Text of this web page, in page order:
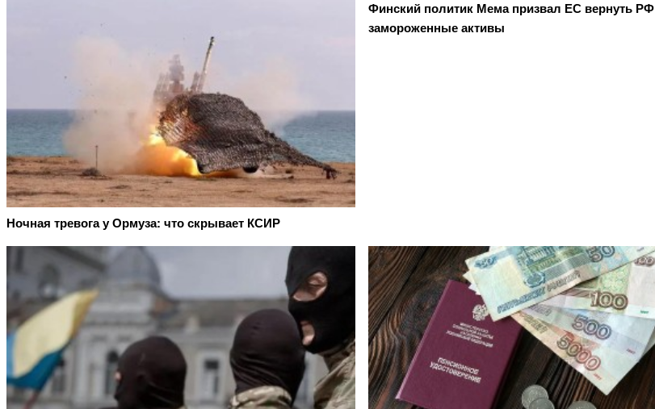
Ночная тревога у Ормуза: что скрывает КСИР
Финский политик Мема призвал ЕС вернуть РФ
замороженные активы